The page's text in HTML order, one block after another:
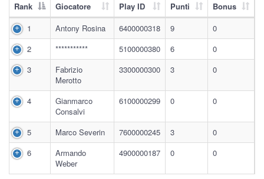
Rank
Giocatore Play ID Punti
Bonus
1
Antony Rosina 6400000318 9
0
2
*********** 5100000380 6
0
3
Fabrizio
Merotto
3300000300 3 0
4
Gianmarco
Consalvi
6100000299 0 0
5 Marco Severin 7600000245 3
0
6
Armando
Weber
4900000187 0 0